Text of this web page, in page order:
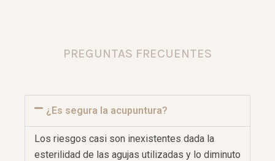
PREGUNTAS FRECUENTES
¿Es segura la acupuntura?
Los riesgos casi son inexistentes dada la
esterilidad de las agujas utilizadas y lo diminuto